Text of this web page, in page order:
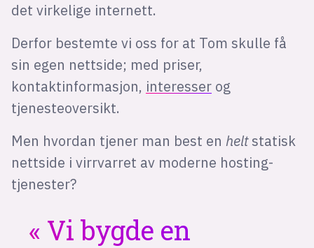
det virkelige internett.
Derfor bestemte vi oss for at Tom skulle få
sin egen nettside; med priser,
kontaktinformasjon, interesserog
tjenesteoversikt.
Men hvordan tjener man best en helt statisk
nettside i virrvarret av moderne hosting-
tjenester?
Vi bygde en